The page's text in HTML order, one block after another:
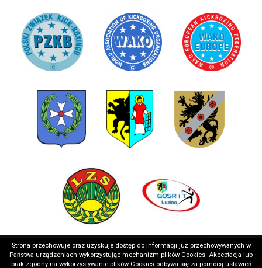
Strona przechowuje oraz uzyskuje dostęp do informacji już przechowywanych w
Państwa urządzeniach wykorzystując mechanizm plików Cookies. Akceptacja lub
brak zgodny na wykorzystywanie plików Cookies odbywa się za pomocą ustawień